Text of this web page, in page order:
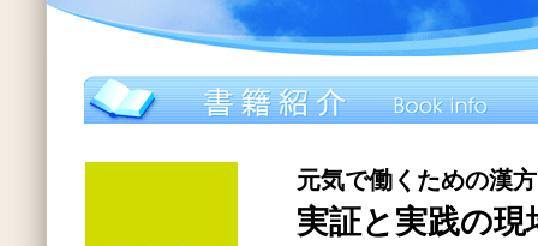
元気で働くための漢方
実証と実践の